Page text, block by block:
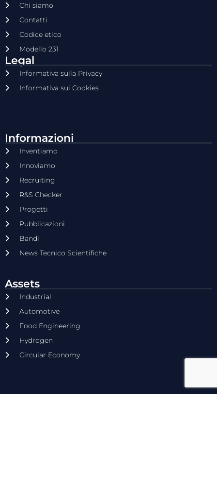
Chi siamo
Contatti
Codice etico
Modello 231
Legal
Informativa sulla Privacy
Informativa sui Cookies
Informazioni
Inventiamo
Innoviamo
Recruiting
R&S Checker
Progetti
Pubblicazioni
Bandi
News Tecnico Scientifiche
Assets
Industrial
Automotive
Food Engineering
Hydrogen
Circular Economy